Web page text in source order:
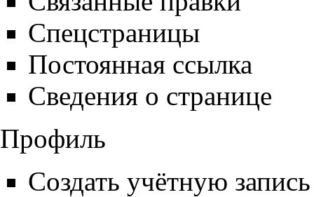
Спецстраницы
Постоянная ссылка
Сведения о странице
Профиль
Создать учётную запись